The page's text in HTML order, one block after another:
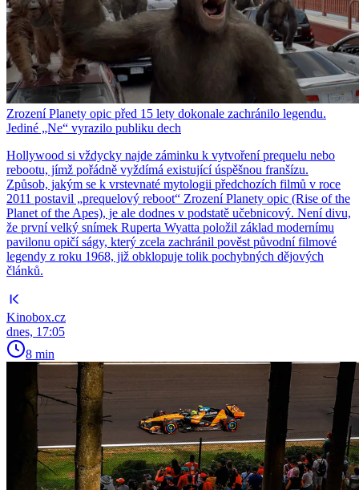
Zrození Planety opic před 15 lety dokonale zachránilo legendu.
Jediné „Ne“ vyrazilo publiku dech
Hollywood si vždycky najde záminku k vytvoření prequelu nebo
rebootu, jímž pořádně vyždímá existující úspěšnou franšízu.
Způsob, jakým se k vrstevnaté mytologii předchozích filmů v roce
2011 postavil „prequelový reboot“ Zrození Planety opic (Rise of the
Planet of the Apes), je ale dodnes v podstatě učebnicový. Není divu,
že první velký snímek Ruperta Wyatta položil základ modernímu
pavilonu opičí ságy, který zcela zachránil pověst původní filmové
legendy z roku 1968, již obklopuje tolik pochybných dějových
článků.
Kinobox.cz
dnes, 17:05
8 min